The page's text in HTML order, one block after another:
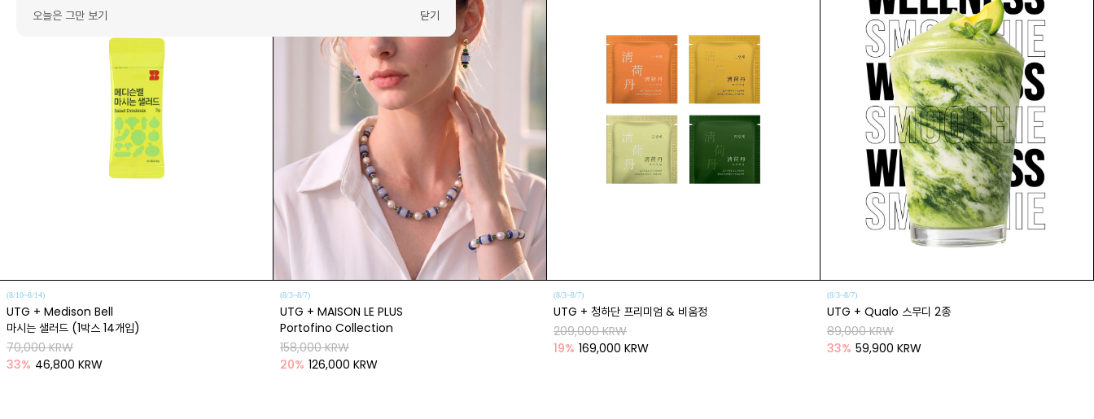
UTG + Medison Bell
마시는 샐러드 (1박스 14개입)
(8/10~8/14)
70,000 KRW
33% 46,800 KRW
UTG + MAISON LE PLUS
Portofino Collection
(8/3~8/7)
158,000 KRW
20% 126,000 KRW
UTG + 청하단 프리미엄 & 비움정
(8/3~8/7)
209,000 KRW
19% 169,000 KRW
UTG + Qualo 스무디 2종
(8/3~8/7)
89,000 KRW
33% 59,900 KRW
오늘은 그만 보기 닫기